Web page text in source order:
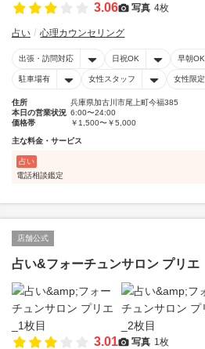
3.06 写真 4枚
占い 心理カウンセリング
出張・訪問対応 日祝OK 早朝OK
駐車場有 女性スタッフ 女性限定
住所
兵庫県加古川市尾上町今福385
本日の営業状況 6:00〜24:00
価格帯
￥1,500〜￥5,000
主な料金・サービス
占い
電話相談鑑定
店舗公式
占い&フォーチュンサロン プリエ
3.01 写真 1枚